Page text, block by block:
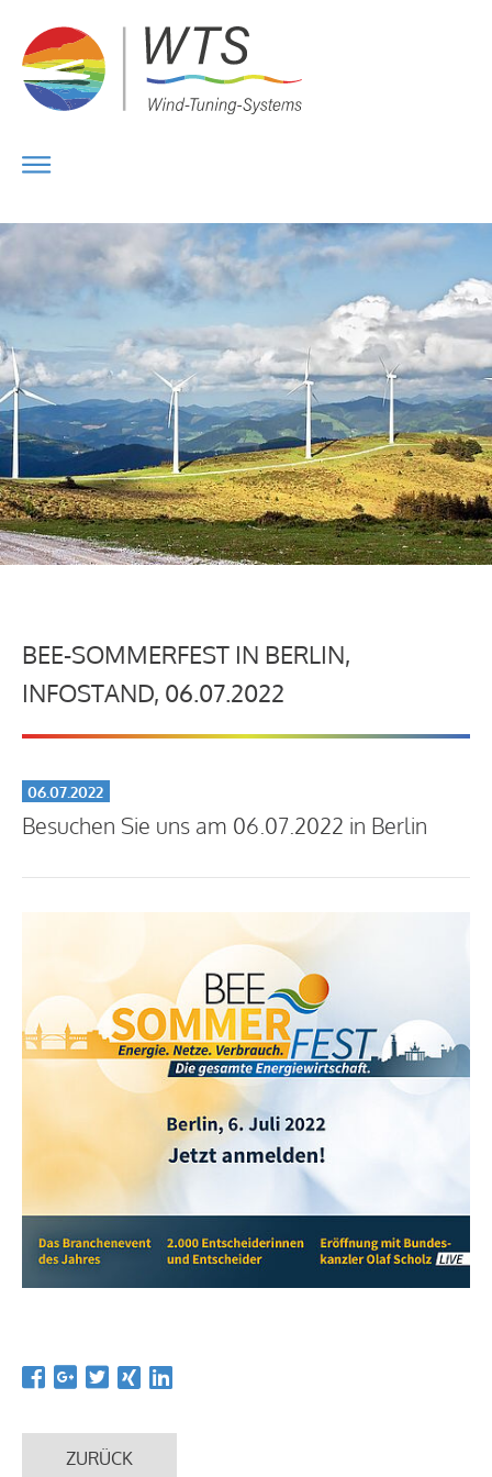
BEE-SOMMERFEST IN BERLIN,
INFOSTAND, 06.07.2022
06.07.2022
Besuchen Sie uns am 06.07.2022 in Berlin
ZURÜCK